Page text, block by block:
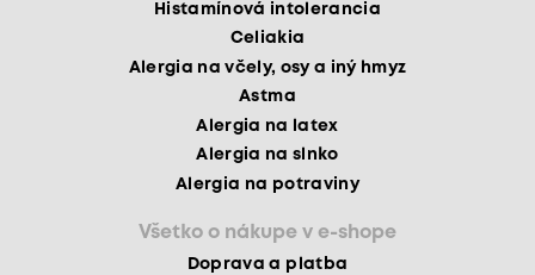
Histamínová intolerancia
Celiakia
Alergia na včely, osy a iný hmyz
Astma
Alergia na latex
Alergia na slnko
Alergia na potraviny
Všetko o nákupe v e-shope
Doprava a platba